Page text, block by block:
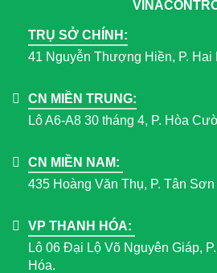
TRỤ SỞ CHÍNH:
41 Nguyễn Thượng Hiền, P. Hai
CN MIỀN TRUNG:
Lô A6-A8 30 tháng 4, P. Hòa
CN MIỀN NAM:
435 Hoàng Văn Thụ, P. Tân
VP THANH HÓA:
Lô 06 Đại Lộ Võ Nguyên Giáp,
Hóa.